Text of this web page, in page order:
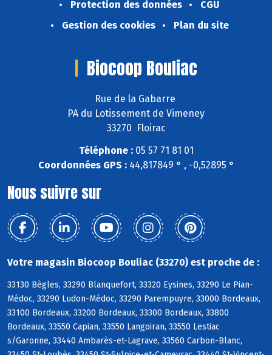
Protection des données
CGU
Gestion des cookies
Plan du site
Biocoop Bouliac
Rue de la Gabarre
PA du Lotissement de Vimeney
33270 Floirac
Téléphone :05 57 71 81 01
Coordonnées GPS :44,817849 ° , -0,52895 °
Nous suivre sur
Votre magasin Biocoop Bouliac (33270) est proche de :
33130 Bègles, 33290 Blanquefort, 33320 Eysines, 33290 Le Pian-
Médoc, 33290 Ludon-Médoc, 33290 Parempuyre, 33000 Bordeaux,
33100 Bordeaux, 33200 Bordeaux, 33300 Bordeaux, 33800
Bordeaux, 33550 Capian, 33550 Langoiran, 33550 Lestiac
s/Garonne, 33440 Ambarès-et-Lagrave, 33560 Carbon-Blanc,